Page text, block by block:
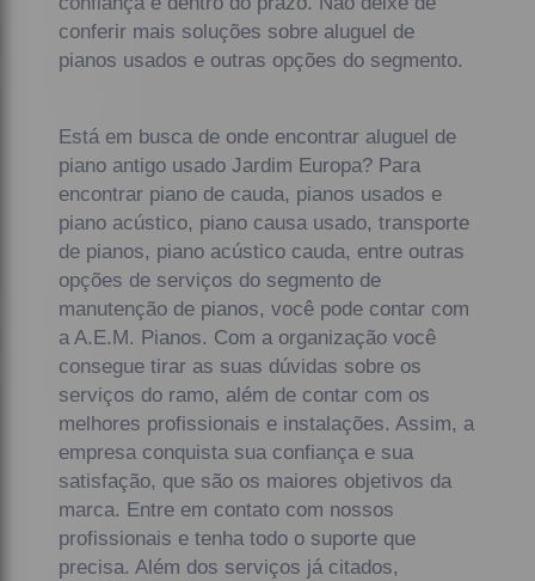
conferir mais soluções sobre aluguel de
pianos usados e outras opções do segmento.
Está em busca de onde encontrar aluguel de
piano antigo usado Jardim Europa? Para
encontrar piano de cauda, pianos usados e
piano acústico, piano causa usado, transporte
de pianos, piano acústico cauda, entre outras
opções de serviços do segmento de
manutenção de pianos, você pode contar com
a A.E.M. Pianos. Com a organização você
consegue tirar as suas dúvidas sobre os
serviços do ramo, além de contar com os
melhores profissionais e instalações. Assim, a
empresa conquista sua confiança e sua
satisfação, que são os maiores objetivos da
marca. Entre em contato com nossos
profissionais e tenha todo o suporte que
precisa. Além dos serviços já citados,